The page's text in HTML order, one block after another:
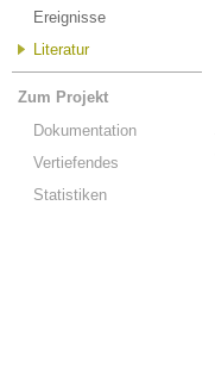
Ereignisse
Literatur
Zum Projekt
Dokumentation
Vertiefendes
Statistiken